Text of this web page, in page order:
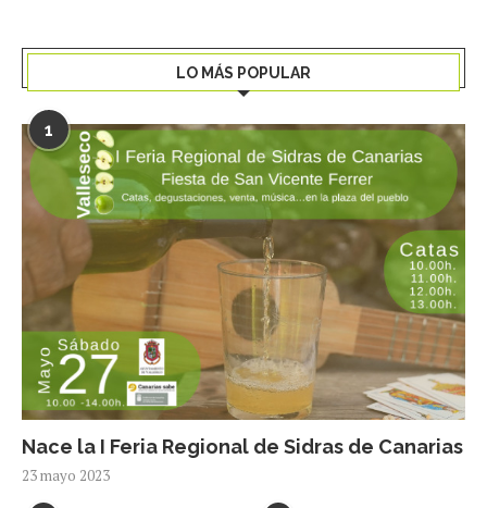
LO MÁS POPULAR
1
Nace la I Feria Regional de Sidras de Canarias
23 mayo 2023